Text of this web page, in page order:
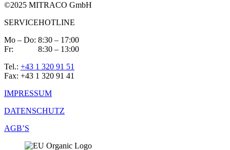
©2025 MITRACO GmbH
SERVICEHOTLINE
Mo – Do: 8:30 – 17:00
Fr: 8:30 – 13:00
Tel.: +43 1 320 91 51
Fax: +43 1 320 91 41
IMPRESSUM
DATENSCHUTZ
AGB’S